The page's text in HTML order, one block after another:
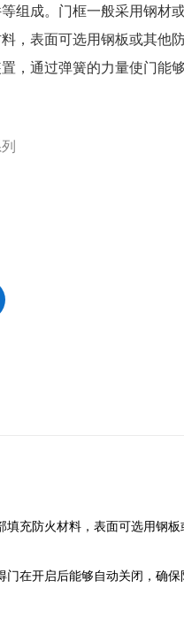
组成。门框一般采用钢材
，表面可选用钢板或其他
，通过弹簧的力量使门能够
充防火材料，表面可选用钢
在开启后能够自动关闭，确